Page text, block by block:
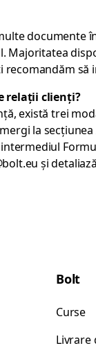
documente
Majoritatea
recomandăm
relații clienți?
există trei
la
și
Bolt
Curse
Livrare